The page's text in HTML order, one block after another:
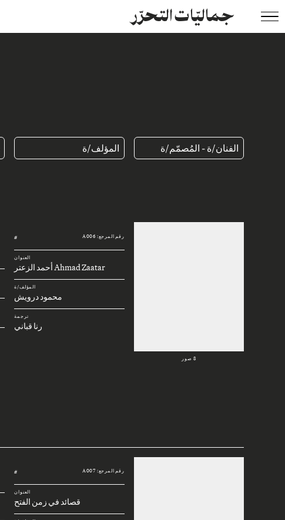
جماليّات التحرّر
الفنان/ة - المُصمّم/ة المؤلف/ة
رقم المرجع: A006 #
العنوان
Ahmad Zaatar أحمد الزعتر
المؤلف/ة
محمود درويش
ترجمة
رنا قباني
8 صور
رقم المرجع: A007 #
العنوان
قصائد في زمن الفتح